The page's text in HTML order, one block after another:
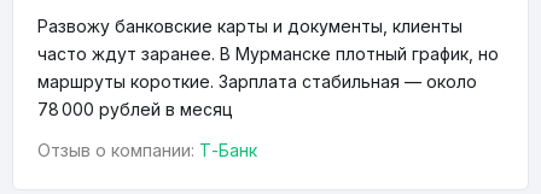
Развожу банковские карты и документы, клиенты
часто ждут заранее. В Мурманске плотный график, но
маршруты короткие. Зарплата стабильная — около
78 000 рублей в месяц
Отзыв о компании: Т-Банк